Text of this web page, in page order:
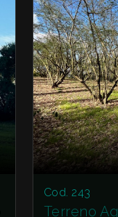
Cod. 243
Terreno